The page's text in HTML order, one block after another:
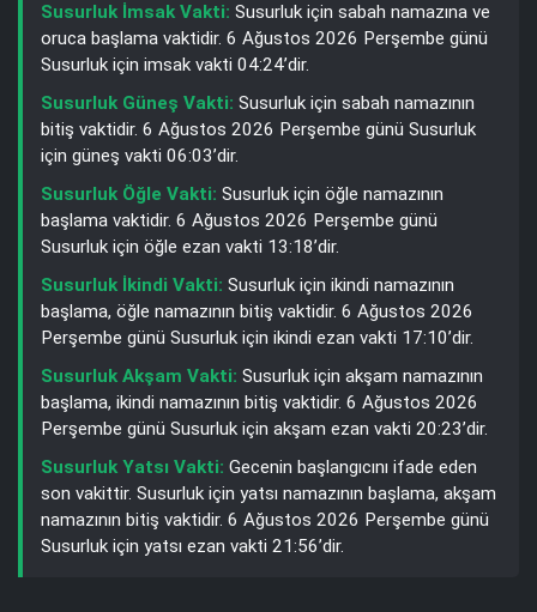
Susurluk İmsak Vakti: Susurluk için sabah namazına ve
oruca başlama vaktidir. 6 Ağustos 2026 Perşembe günü
Susurluk için imsak vakti 04:24’dir.
Susurluk Güneş Vakti: Susurluk için sabah namazının
bitiş vaktidir. 6 Ağustos 2026 Perşembe günü Susurluk
için güneş vakti 06:03’dir.
Susurluk Öğle Vakti: Susurluk için öğle namazının
başlama vaktidir. 6 Ağustos 2026 Perşembe günü
Susurluk için öğle ezan vakti 13:18’dir.
Susurluk İkindi Vakti: Susurluk için ikindi namazının
başlama, öğle namazının bitiş vaktidir. 6 Ağustos 2026
Perşembe günü Susurluk için ikindi ezan vakti 17:10’dir.
Susurluk Akşam Vakti: Susurluk için akşam namazının
başlama, ikindi namazının bitiş vaktidir. 6 Ağustos 2026
Perşembe günü Susurluk için akşam ezan vakti 20:23’dir.
Susurluk Yatsı Vakti: Gecenin başlangıcını ifade eden
son vakittir. Susurluk için yatsı namazının başlama, akşam
namazının bitiş vaktidir. 6 Ağustos 2026 Perşembe günü
Susurluk için yatsı ezan vakti 21:56’dir.